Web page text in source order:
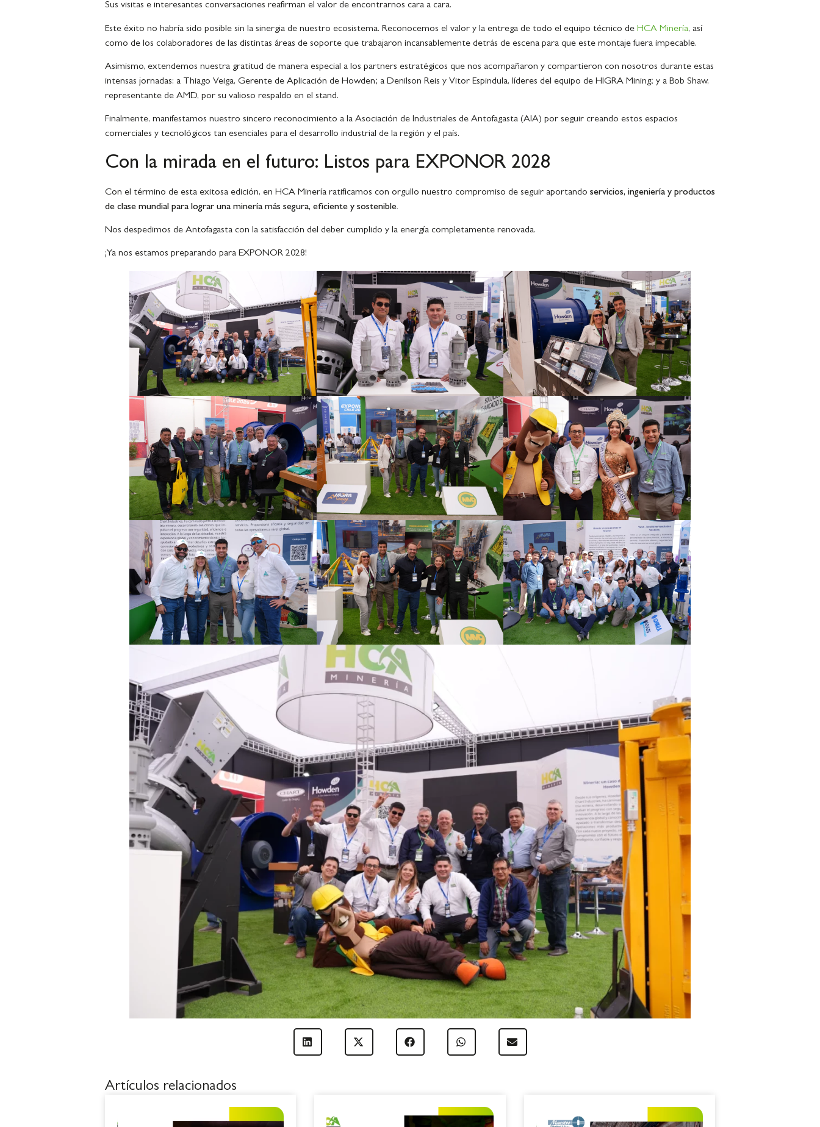
Sus visitas e interesantes conversaciones reafirman el valor de encontrarnos cara a cara.
Este éxito no habría sido posible sin la sinergia de nuestro ecosistema. Reconocemos el valor y la entrega de todo el equipo técnico de HCA Minería, así
como de los colaboradores de las distintas áreas de soporte que trabajaron incansablemente detrás de escena para que este montaje fuera impecable.
Asimismo, extendemos nuestra gratitud de manera especial a los partners estratégicos que nos acompañaron y compartieron con nosotros durante estas
intensas jornadas: a Thiago Veiga, Gerente de Aplicación de Howden; a Denilson Reis y Vitor Espindula, líderes del equipo de HIGRA Mining; y a Bob Shaw,
representante de AMD, por su valioso respaldo en el stand.
Finalmente, manifestamos nuestro sincero reconocimiento a la Asociación de Industriales de Antofagasta (AIA) por seguir creando estos espacios
comerciales y tecnológicos tan esenciales para el desarrollo industrial de la región y el país.
Con la mirada en el futuro: Listos para EXPONOR 2028
Con el término de esta exitosa edición, en HCA Minería ratificamos con orgullo nuestro compromiso de seguir aportando servicios, ingeniería y productos
de clase mundial para lograr una minería más segura, eficiente y sostenible.
Nos despedimos de Antofagasta con la satisfacción del deber cumplido y la energía completamente renovada.
¡Ya nos estamos preparando para EXPONOR 2028!
Artículos relacionados